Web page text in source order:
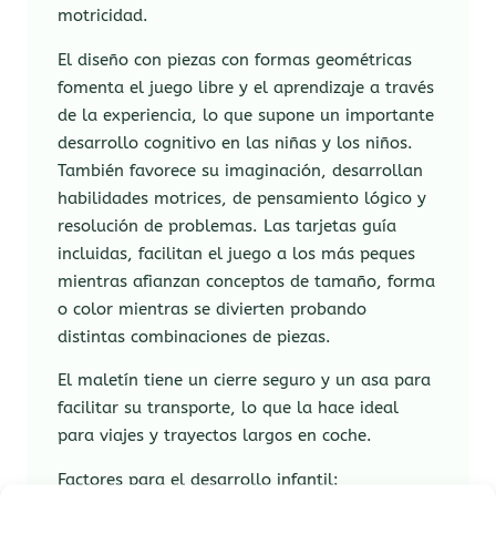
motricidad.
El diseño con piezas con formas geométricas
fomenta el juego libre y el aprendizaje a través
de la experiencia, lo que supone un importante
desarrollo cognitivo en las niñas y los niños.
También favorece su imaginación, desarrollan
habilidades motrices, de pensamiento lógico y
resolución de problemas. Las tarjetas guía
incluidas, facilitan el juego a los más peques
mientras afianzan conceptos de tamaño, forma
o color mientras se divierten probando
distintas combinaciones de piezas.
El maletín tiene un cierre seguro y un asa para
facilitar su transporte, lo que la hace ideal
para viajes y trayectos largos en coche.
Factores para el desarrollo infantil: